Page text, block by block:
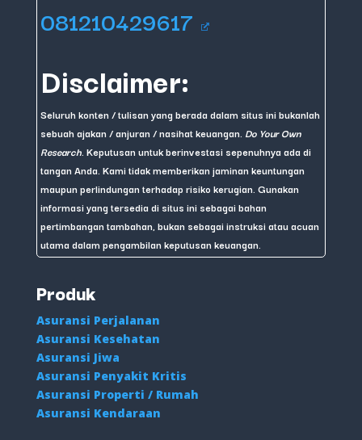
081210429617
Disclaimer:
Seluruh konten / tulisan yang berada dalam situs ini bukanlah
sebuah ajakan / anjuran / nasihat keuangan. Do Your Own
Research . Keputusan untuk berinvestasi sepenuhnya ada di
tangan Anda. Kami tidak memberikan jaminan keuntungan
maupun perlindungan terhadap risiko kerugian. Gunakan
informasi yang tersedia di situs ini sebagai bahan
pertimbangan tambahan, bukan sebagai instruksi atau acuan
utama dalam pengambilan keputusan keuangan.
Produk
Asuransi Perjalanan
Asuransi Kesehatan
Asuransi Jiwa
Asuransi Penyakit Kritis
Asuransi Properti / Rumah
Asuransi Kendaraan